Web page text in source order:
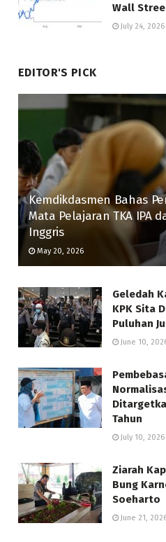
Wall
July 24, 2026
EDITOR'S PICK
Kemdikdasmen Bahas
Mata Pelajaran TKA IPA
Inggris
May 20, 2026
Geledah
KPK Sita
Puluhan
June 10,
Tahun
July 10, 2026
Ziarah
Bung
Soeharto
June 21,